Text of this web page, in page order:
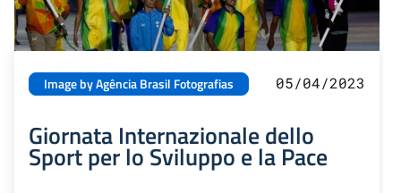
Image by Agência Brasil Fotografias 05/04/2023
Giornata Internazionale dello
Sport per lo Sviluppo e la Pace